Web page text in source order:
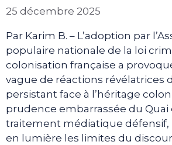
25 décembre 2025
Par Karim B. – L’adoption par
populaire nationale de la loi
colonisation française a
vague de réactions révélatrices
persistant face à l’héritage
prudence embarrassée du Quai
traitement médiatique défensif,
en lumière les limites du